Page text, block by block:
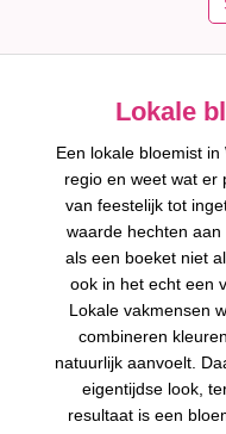
Lokale
Een lokale bloemist
regio en weet wat er
van feestelijk tot
waarde hechten
als een boeket niet
ook in het echt een
Lokale vakmensen
combineren
natuurlijk aanvoelt.
eigentijdse look,
resultaat is een